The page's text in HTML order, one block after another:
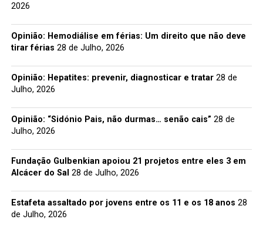
2026
Opinião: Hemodiálise em férias: Um direito que não deve
tirar férias 28 de Julho, 2026
Opinião: Hepatites: prevenir, diagnosticar e tratar 28 de
Julho, 2026
Opinião: “Sidónio Pais, não durmas… senão cais” 28 de
Julho, 2026
Fundação Gulbenkian apoiou 21 projetos entre eles 3 em
Alcácer do Sal 28 de Julho, 2026
Estafeta assaltado por jovens entre os 11 e os 18 anos 28
de Julho, 2026